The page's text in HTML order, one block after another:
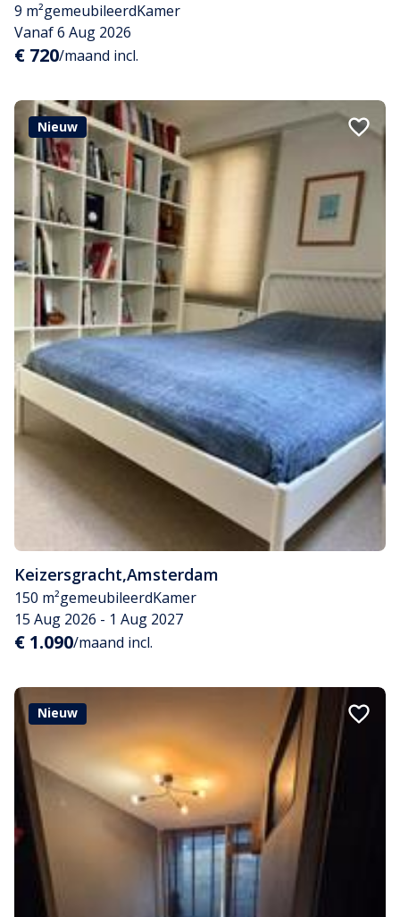
9 m²gemeubileerdKamer
Vanaf 6 Aug 2026
€ 720/maand incl.
Nieuw
Keizersgracht,Amsterdam
150 m²gemeubileerdKamer
15 Aug 2026 - 1 Aug 2027
€ 1.090/maand incl.
Nieuw